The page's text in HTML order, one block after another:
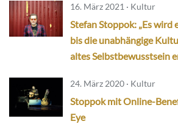
16. März 2021 · Kultur
Stefan Stoppok: „Es wird
bis die unabhängige
altes Selbstbewusstsein
24. März 2020 · Kultur
Stoppok mit Online-
Eye